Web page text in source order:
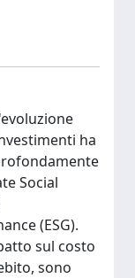
ha
Social
(ESG).
sul costo
sono